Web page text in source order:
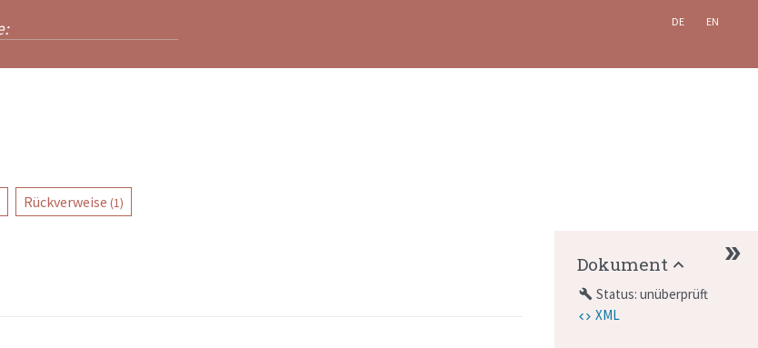
DE EN
Rückverweise (1)
Dokument
build Status: unüberprüft
XML